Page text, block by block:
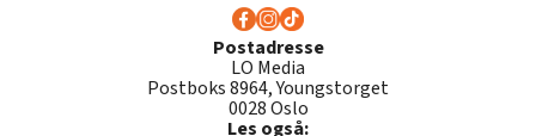
Postadresse
LO Media
Postboks 8964, Youngstorget
0028 Oslo
Les også: